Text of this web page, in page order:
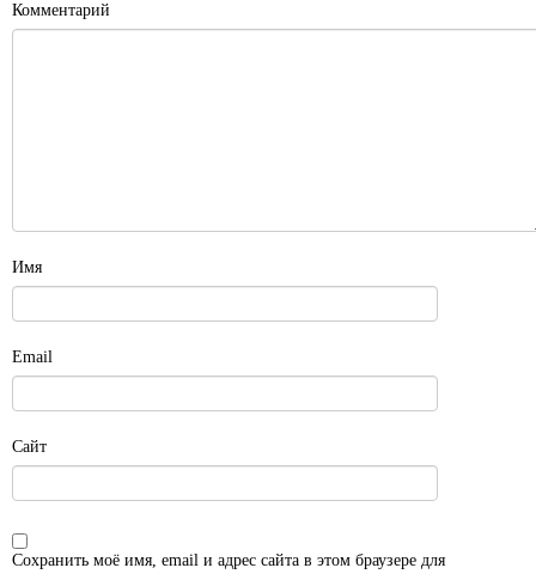
Комментарий
Имя
Email
Сайт
Сохранить моё имя, email и адрес сайта в этом браузере для